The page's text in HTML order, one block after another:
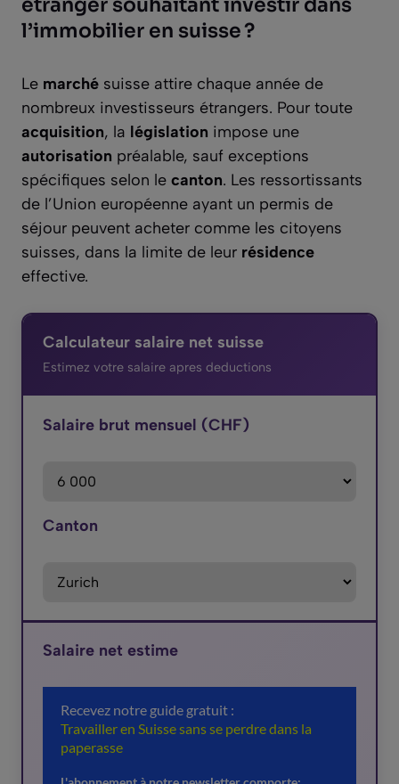
l’immobilier en suisse ?
Le marché suisse attire chaque année de
nombreux investisseurs étrangers. Pour toute
acquisition, la législation impose une
autorisation préalable, sauf exceptions
spécifiques selon le canton. Les ressortissants
de l’Union européenne ayant un permis de
séjour peuvent acheter comme les citoyens
suisses, dans la limite de leur résidence
effective.
Calculateur salaire net suisse
Estimez votre salaire apres deductions
Salaire brut mensuel (CHF)
Canton
Salaire net estime